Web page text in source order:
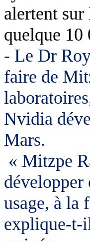
alertent sur
quelque 10
- Le Dr
faire de
Nvidia
Mars.
« Mitzpe
développer
usage, à la
explique-t-